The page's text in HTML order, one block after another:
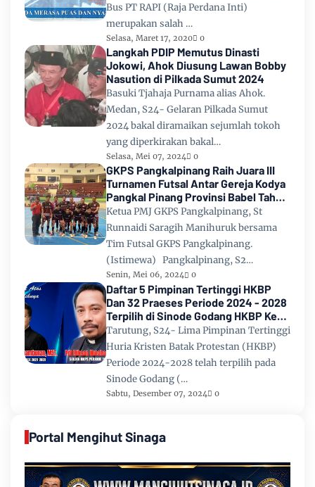
Bus PT RAPI (Raja Perdana Inti)
merupakan salah …
Selasa, Maret 17, 2020 0
Langkah PDIP Memutus Dinasti
Jokowi, Ahok Diusung Lawan Bobby
Nasution di Pilkada Sumut 2024
Basuki Tjahaja Purnama alias Ahok.
Medan, S24- Gelaran Pilkada Sumut
2024 bakal diramaikan sejumlah tokoh
yang diperkirakan bakal…
Selasa, Mei 07, 2024 0
GKPS Pangkalpinang Raih Juara III
Turnamen Futsal Antar Gereja Kodya
Pangkal Pinang Provinsi Babel Tahun
2024
Ketua PMJ GKPS Pangkalpinang, St
Runnaidi Saragih Manihuruk bersama
Tim Futsal GKPS Pangkalpinang.
(Istimewa) Pangkalpinang, S2…
Senin, Mei 06, 2024 0
Daftar 5 Pimpinan Tertinggi HKBP
Dan 32 Praeses Periode 2024 - 2028
Terpilih di Sinode Godang HKBP Ke
67 Tahun 2024
Tarutung, S24- Lima Pimpinan Tertinggi
Huria Kristen Batak Protestan (HKBP)
Periode 2024-2028 telah terpilih pada
Sinode Godang (…
Sabtu, Desember 07, 2024 0
Portal Mengihut Sinaga